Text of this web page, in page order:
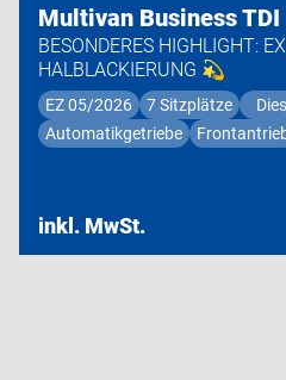
Multivan Business TDI
BESONDERES HIGHLIGHT:
HALBLACKIERUNG 💫
EZ 05/2026 7 Sitzplätze
Automatikgetriebe
inkl. MwSt.